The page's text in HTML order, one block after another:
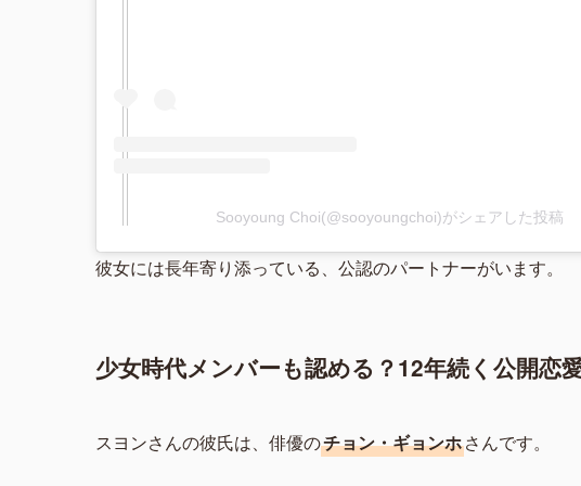
Sooyoung Choi(@sooyoungchoi)がシェアした投稿
彼女には長年寄り添っている、公認のパートナーがいます。
少女時代メンバーも認める？12年続く公開恋
スヨンさんの彼氏は、俳優のチョン・ギョンホさんです。